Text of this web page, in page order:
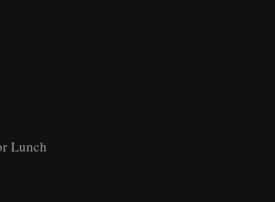
Lunch